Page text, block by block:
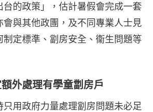
台的政策」，估計暑假會完成一套
會與其他政團，及不同專業人士見
制定標準、劏房安全、衞生問題等
外處理有學童劏房戶
用政府力量處理劏房問題未必足